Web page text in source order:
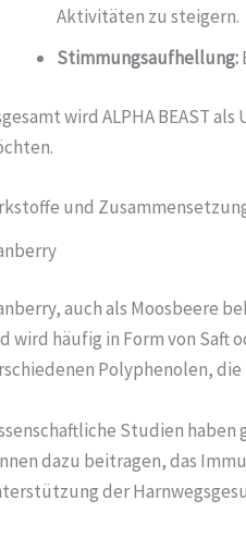
Aktivitäten zu steigern.
Stimmungsaufhellung:
wird ALPHA BEAST
und
auch als Moosbeere
wird häufig in Form von Saft
Polyphenolen,
Studien
dazu beitragen, das
der